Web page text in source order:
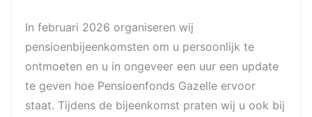
In februari 2026 organiseren wij
pensioenbijeenkomsten om u persoonlijk te
ontmoeten en u in ongeveer een uur een update
te geven hoe Pensioenfonds Gazelle ervoor
staat. Tijdens de bijeenkomst praten wij u ook bij